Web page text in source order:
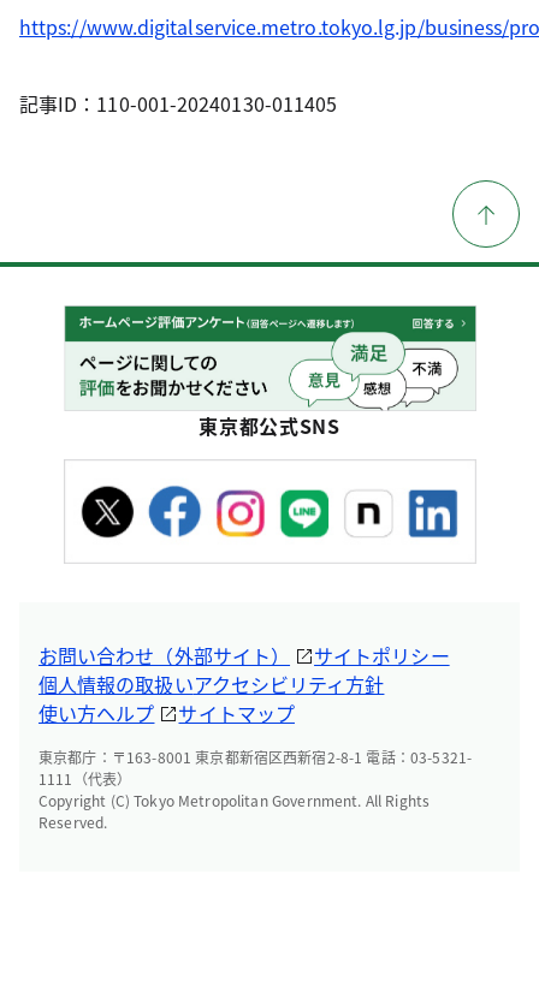
https://www.digitalservice.metro.tokyo.lg.jp/business/
記事ID：110-001-20240130-011405
東京都公式SNS
お問い合わせ（外部サイト）
サイトポリシー
個人情報の取扱いアクセシビリティ方針
使い方ヘルプ
サイトマップ
東京都庁：〒163-8001 東京都新宿区西新宿2-8-1 電話：03-5321-
1111（代表）
Copyright (C) Tokyo Metropolitan Government. All Rights
Reserved.